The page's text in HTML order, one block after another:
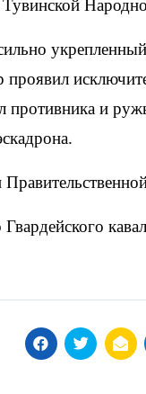
противника и